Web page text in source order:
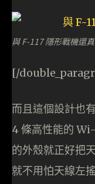
與 F-117 隱形戰機還
[/
而且這個設計也
4 條高性能的
的外殼就正好把
就不用怕天線左